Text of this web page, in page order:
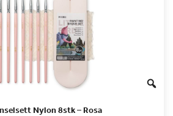
Nylon 8stk – Rosa